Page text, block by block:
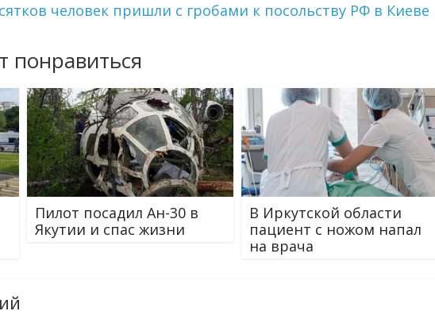
человек пришли с гробами к посольству РФ в Киеве
понравиться
Пилот посадил Ан-30 в
Якутии и спас жизни
В Иркутской области
пациент с ножом напал
на врача